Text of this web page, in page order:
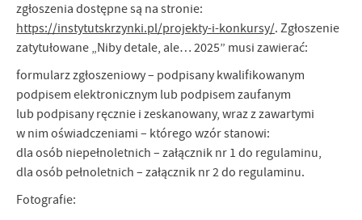
zgłoszenia dostępne są na stronie:
https://instytutskrzynki.pl/projekty-i-konkursy/. Zgłoszenie
zatytułowane „Niby detale, ale… 2025” musi zawierać:
formularz zgłoszeniowy – podpisany kwalifikowanym
podpisem elektronicznym lub podpisem zaufanym
lub podpisany ręcznie i zeskanowany, wraz z zawartymi
w nim oświadczeniami – którego wzór stanowi:
dla osób niepełnoletnich – załącznik nr 1 do regulaminu,
dla osób pełnoletnich – załącznik nr 2 do regulaminu.
Fotografie: